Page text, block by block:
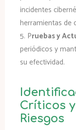
incidentes
herramientas de
5. Pruebas y
periódicos y
su efectividad.
Críticos
Riesgos